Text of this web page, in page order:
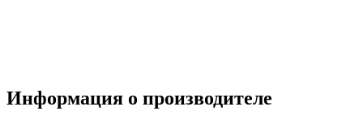
Информация о производителе